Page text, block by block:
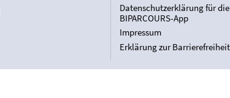
Datenschutzerklärung für die
BIPARCOURS-App
Impressum
Erklärung zur Barrierefreiheit